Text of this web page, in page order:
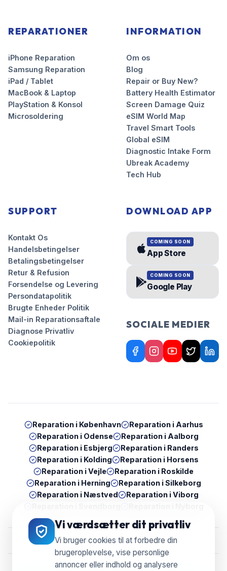
Vi værdsætter dit privatliv
Vi bruger cookies til at forbedre din
brugeroplevelse, vise personlige
annoncer eller indhold og analysere
REPARATIONER
iPhone Reparation
Samsung Reparation
iPad / Tablet
MacBook & Laptop
PlayStation & Konsol
Microsoldering
INFORMATION
Om os
Blog
Repair or Buy New?
Battery Health Estimator
Screen Damage Quiz
eSIM World Map
Travel Smart Tools
Global eSIM
Diagnostic Intake Form
Ubreak Academy
Tech Hub
SUPPORT
Kontakt Os
Handelsbetingelser
Betalingsbetingelser
Retur & Refusion
Forsendelse og Levering
Persondatapolitik
Brugte Enheder Politik
Mail-in Reparationsaftale
Diagnose Privatliv
Cookiepolitik
DOWNLOAD APP
COMING SOON
App Store
COMING SOON
Google Play
SOCIALE MEDIER
Reparation i København Reparation i Aarhus
Reparation i Odense Reparation i Aalborg
Reparation i Esbjerg Reparation i Randers
Reparation i Kolding Reparation i Horsens
Reparation iVejle Reparation i Roskilde
Reparation i Herning Reparation i Silkeborg
Reparation i Næstved Reparation i Viborg